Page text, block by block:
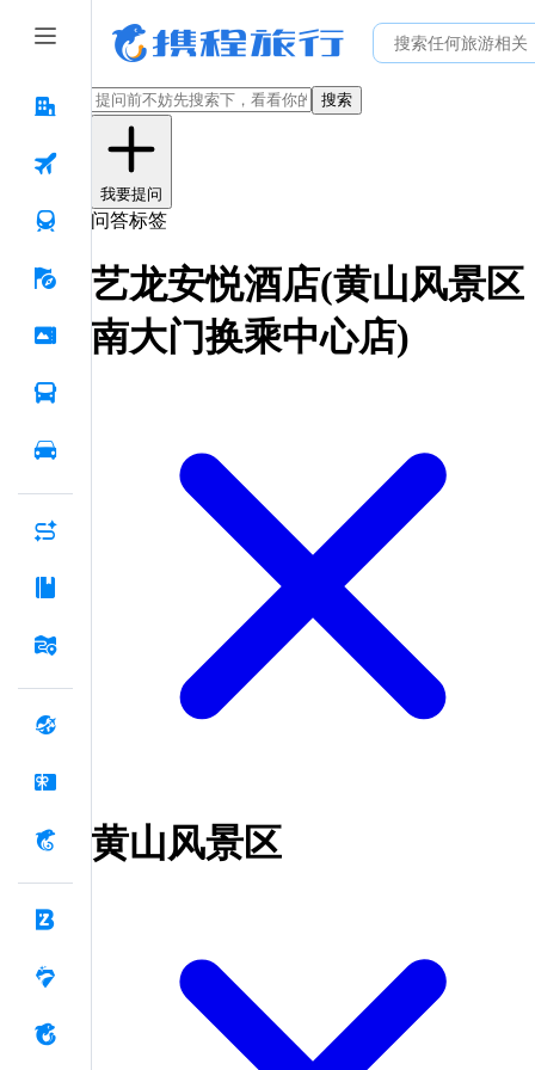
搜索
我要提问
问答标签
艺龙安悦酒店(黄山风景区
南大门换乘中心店)
黄山风景区